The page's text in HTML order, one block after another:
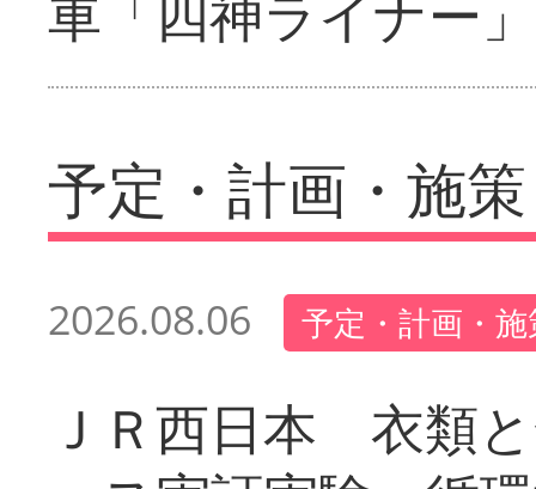
車「四神ライナー
予定・計画・施策
2026.08.06 予定・計画・
ＪＲ西日本 衣類